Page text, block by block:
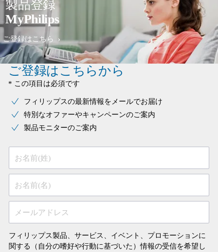
製品登録
MyPhilips
ご登録はこちら
ご登録はこちらから
* この項目は必須です
フィリップスの最新情報をメールでお届け
特別なオファーやキャンペーンのご案内
製品モニターのご案内
お名前(姓)
お名前(名)
メールアドレス
フィリップス製品、サービス、イベント、プロモーションに
関する（自分の嗜好や行動に基づいた）情報の受信を希望し